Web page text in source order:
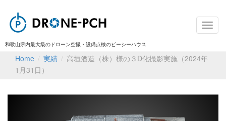
和歌山県内最大級のドローン空撮・設備点検のピーシーハウス
Home / 実績 / 高垣酒造（株）様の３D化撮影実施（2024年
1月31日）